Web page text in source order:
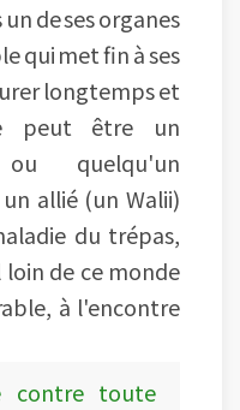
de ses organes
qui met fin à ses
longtemps et
peut être un
quelqu'un
allié (un Walii)
du trépas,
loin de ce monde
à l'encontre
contre toute